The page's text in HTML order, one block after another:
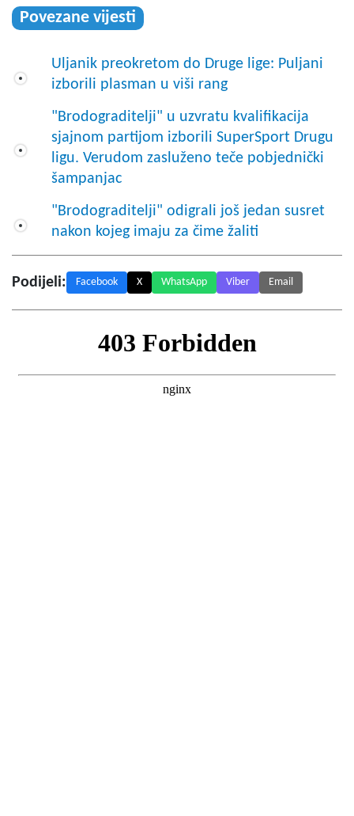
Povezane vijesti
Uljanik preokretom do Druge lige: Puljani
izborili plasman u viši rang
"Brodograditelji" u uzvratu kvalifikacija
sjajnom partijom izborili SuperSport Drugu
ligu. Verudom zasluženo teče pobjednički
šampanjac
"Brodograditelji" odigrali još jedan susret
nakon kojeg imaju za čime žaliti
Podijeli: Facebook X WhatsApp Viber Email